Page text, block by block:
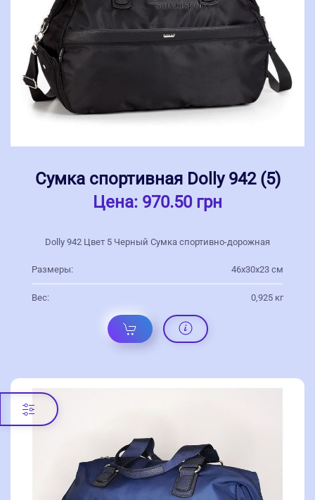
Сумка спортивная Dolly 942 (5)
Цена: 970.50 грн
Dolly 942 Цвет 5 Черный Сумка спортивно-дорожная
Размеры: 46х30х23 см
Вес: 0,925 кг